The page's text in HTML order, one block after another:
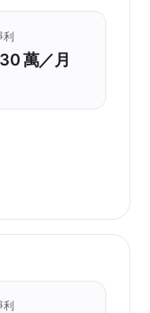
利
萬／月